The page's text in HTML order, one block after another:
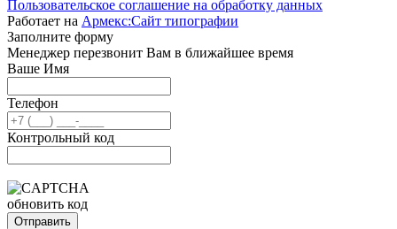
Пользовательское соглашение на обработку данных
Работает на Армекс:Сайт типографии
Заполните форму
Менеджер перезвонит Вам в ближайшее время
Ваше Имя
Телефон
Контрольный код
обновить код
Отправить